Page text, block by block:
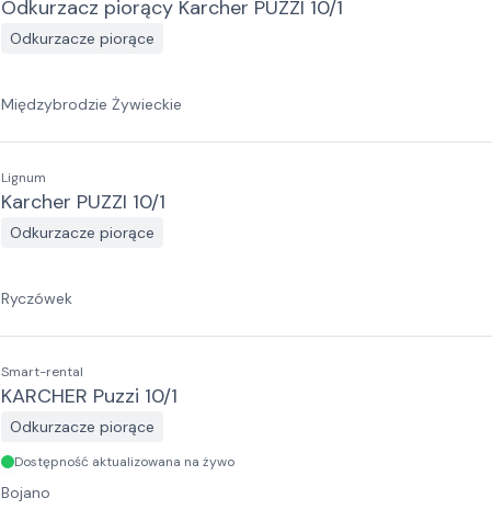
Odkurzacz piorący Karcher PUZZI 10/1
Odkurzacze piorące
Międzybrodzie Żywieckie
Lignum
Karcher PUZZI 10/1
Odkurzacze piorące
Ryczówek
Smart-rental
KARCHER Puzzi 10/1
Odkurzacze piorące
Dostępność aktualizowana na żywo
Bojano